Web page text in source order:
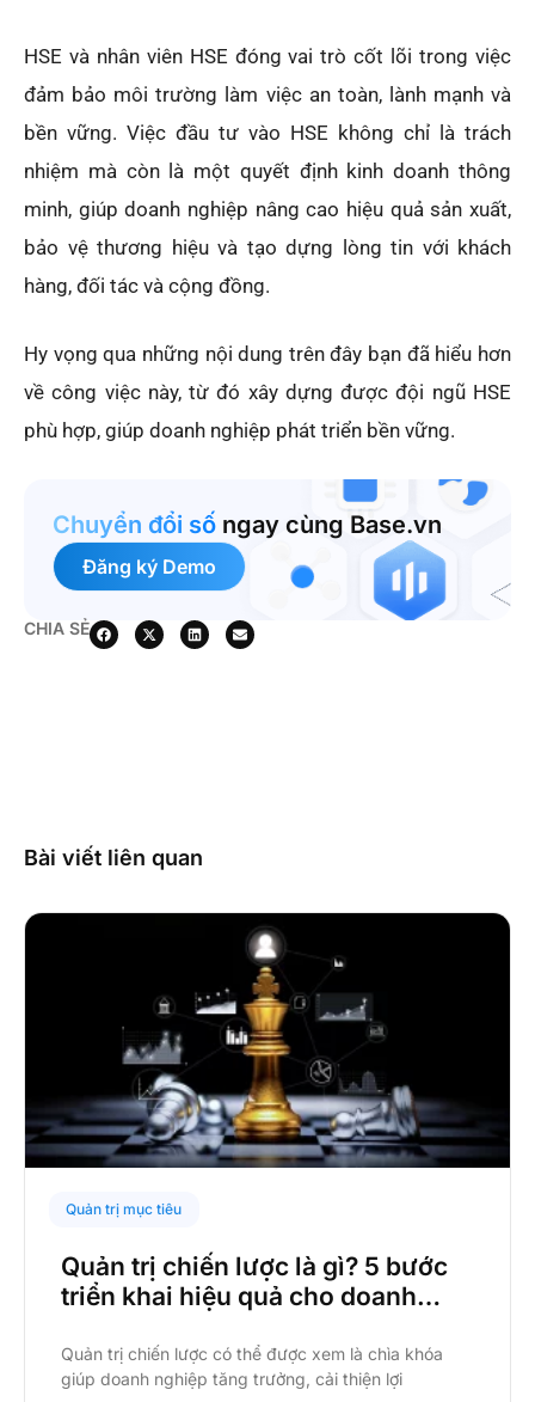
HSE và nhân viên HSE đóng vai trò cốt lõi trong việc
đảm bảo môi trường làm việc an toàn, lành mạnh và
bền vững. Việc đầu tư vào HSE không chỉ là trách
nhiệm mà còn là một quyết định kinh doanh thông
minh, giúp doanh nghiệp nâng cao hiệu quả sản xuất,
bảo vệ thương hiệu và tạo dựng lòng tin với khách
hàng, đối tác và cộng đồng.
Hy vọng qua những nội dung trên đây bạn đã hiểu hơn
về công việc này, từ đó xây dựng được đội ngũ HSE
phù hợp, giúp doanh nghiệp phát triển bền vững.
Chuyển đổi số ngay cùng Base.vn
Đăng ký Demo
CHIA SẺ
Bài viết liên quan
Quản trị mục tiêu
Quản trị chiến lược là gì? 5 bước
triển khai hiệu quả cho doanh
Quản trị chiến lược có thể được xem là chìa khóa
giúp doanh nghiệp tăng trưởng, cải thiện lợi